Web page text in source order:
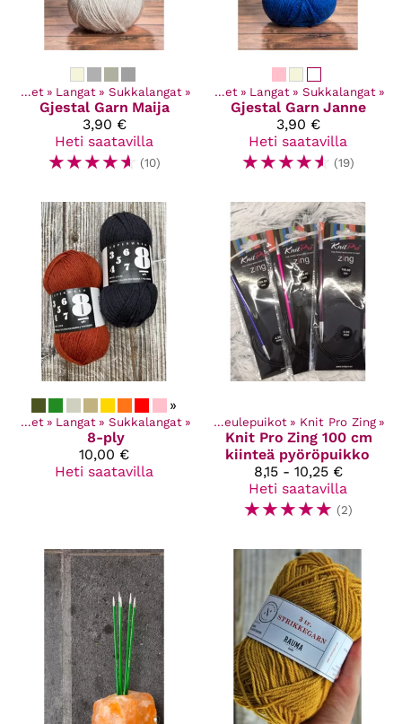
Kaikki tuotteet ‪» Langat ‪» Sukkalangat ‪»
Gjestal Garn Maija
3,90 €
Heti saatavilla
☆☆☆☆☆ (10)
Kaikki tuotteet ‪» Langat ‪» Sukkalangat ‪»
Gjestal Garn Janne
3,90 €
Heti saatavilla
☆☆☆☆☆ (19)
»
Kaikki tuotteet ‪» Langat ‪» Sukkalangat ‪»
8-ply
10,00 €
Heti saatavilla
tuotteet ‪» Käsityötarvikkeet Neulepuikot ‪» Knit Pro Zing ‪»
Knit Pro Zing 100 cm
kiinteä pyöröpuikko
8,15 - 10,25 €
Heti saatavilla
☆☆☆☆☆ (2)